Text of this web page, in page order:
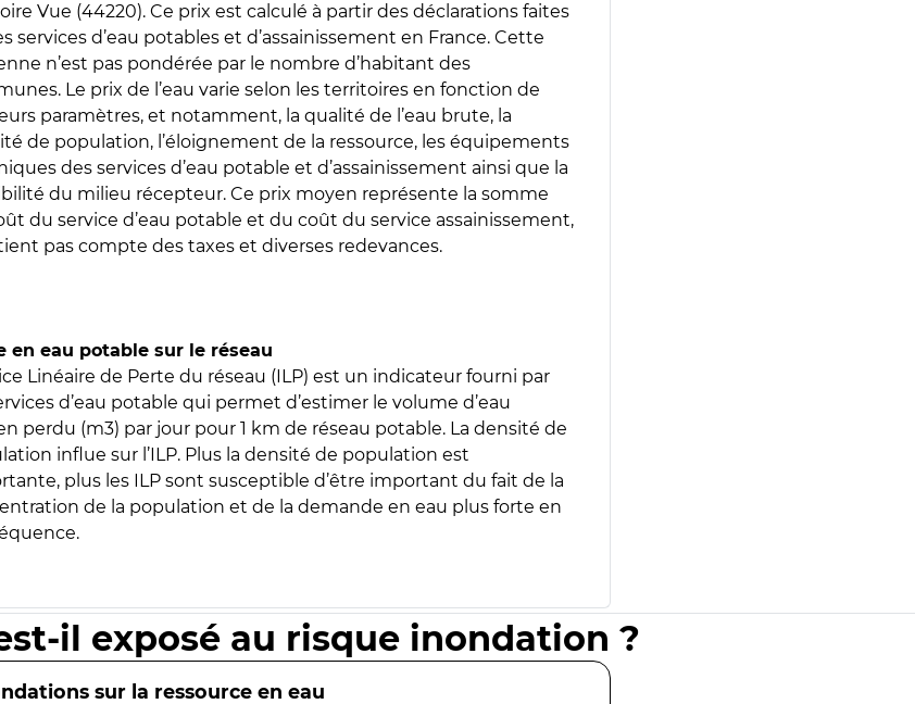
Vue (44220). Ce prix est calculé à partir des déclarations faites
services d’eau potables et d’assainissement en France. Cette
n’est pas pondérée par le nombre d’habitant des
Le prix de l’eau varie selon les territoires en fonction de
paramètres, et notamment, la qualité de l’eau brute, la
de population, l’éloignement de la ressource, les équipements
des services d’eau potable et d’assainissement ainsi que la
du milieu récepteur. Ce prix moyen représente la somme
du service d’eau potable et du coût du service assainissement,
pas compte des taxes et diverses redevances.
en eau potable sur le réseau
Linéaire de Perte du réseau (ILP) est un indicateur fourni par
d’eau potable qui permet d’estimer le volume d’eau
perdu (m3) par jour pour 1 km de réseau potable. La densité de
influe sur l’ILP. Plus la densité de population est
plus les ILP sont susceptible d’être important du fait de la
de la population et de la demande en eau plus forte en
il exposé au risque inondation ?
sur la ressource en eau